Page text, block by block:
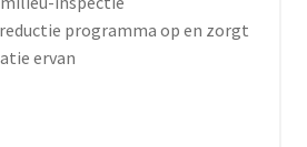
programma op en zorgt
ervan